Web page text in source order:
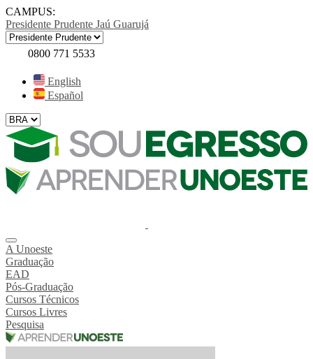
CAMPUS:
Presidente Prudente Jaú Guarujá
0800 771 5533
English
Español
A Unoeste
Graduação
EAD
Pós-Graduação
Cursos Técnicos
Cursos Livres
Pesquisa